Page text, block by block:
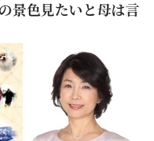
景色見たいと母は言